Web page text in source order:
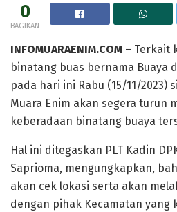
0
BAGIKAN
INFOMUARAENIM.COM – Terkait
binatang buas bernama Buaya
pada hari ini Rabu (15/11/2023)
Muara Enim akan segera turun
keberadaan binatang buaya
Hal ini ditegaskan PLT Kadin
Saprioma, mengungkapkan,
akan cek lokasi serta akan
dengan pihak Kecamatan yang